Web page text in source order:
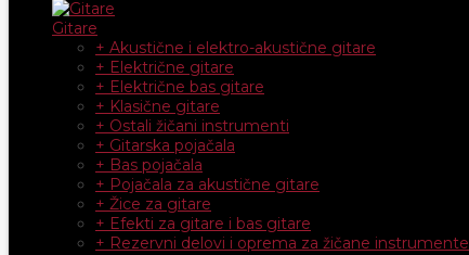
Gitare
+ Akustične i elektro-akustične gitare
+ Električne gitare
+ Električne bas gitare
+ Klasične gitare
+ Ostali žičani instrumenti
+ Gitarska pojačala
+ Bas pojačala
+ Pojačala za akustične gitare
+ Žice za gitare
+ Efekti za gitare i bas gitare
+ Rezervni delovi i oprema za žičane instrumente